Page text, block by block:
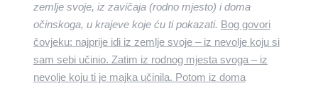
zemlje svoje, iz zavičaja (rodno mjesto) i doma
očinskoga, u krajeve koje ću ti pokazati. Bog govori
čovjeku: najprije idi iz zemlje svoje – iz nevolje koju si
sam sebi učinio. Zatim iz rodnog mjesta svoga – iz
nevolje koju ti je majka učinila. Potom iz doma